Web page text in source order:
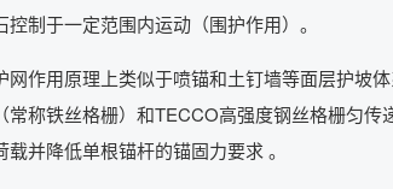
控制于一定范围内运动（围护作用）。
网作用原理上类似于喷锚和土钉墙等面层护坡
常称铁丝格栅）和TECCO高强度钢丝格栅匀
并降低单根锚杆的锚固力要求 。